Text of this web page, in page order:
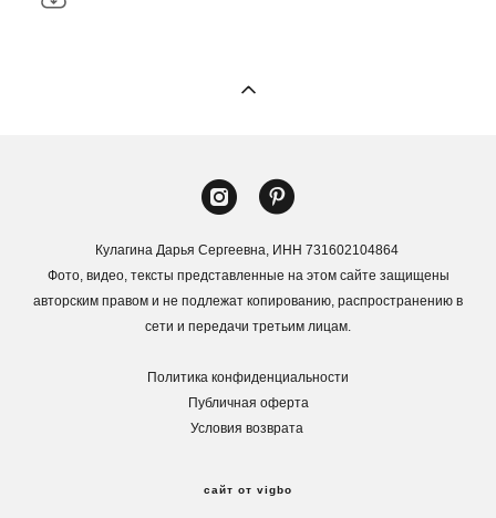
Кулагина Дарья Сергеевна, ИНН 731602104864
Фото, видео, тексты представленные на этом сайте защищены
авторским правом и не подлежат копированию, распространению в
сети и передачи третьим лицам.
Политика конфиденциальности
Публичная оферта
Условия возврата
сайт от vigbo